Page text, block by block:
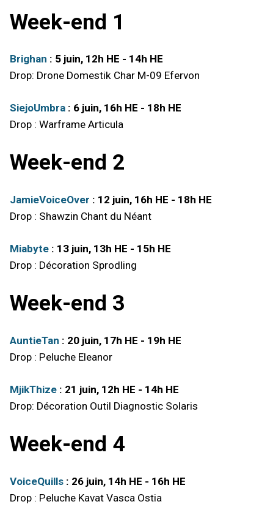
Week-end 1
Brighan : 5 juin, 12h HE - 14h HE
Drop: Drone Domestik Char M-09 Efervon
SiejoUmbra : 6 juin, 16h HE - 18h HE
Drop : Warframe Articula
Week-end 2
JamieVoiceOver : 12 juin, 16h HE - 18h HE
Drop : Shawzin Chant du Néant
Miabyte : 13 juin, 13h HE - 15h HE
Drop : Décoration Sprodling
Week-end 3
AuntieTan : 20 juin, 17h HE - 19h HE
Drop : Peluche Eleanor
MjikThize : 21 juin, 12h HE - 14h HE
Drop: Décoration Outil Diagnostic Solaris
Week-end 4
VoiceQuills : 26 juin, 14h HE - 16h HE
Drop : Peluche Kavat Vasca Ostia